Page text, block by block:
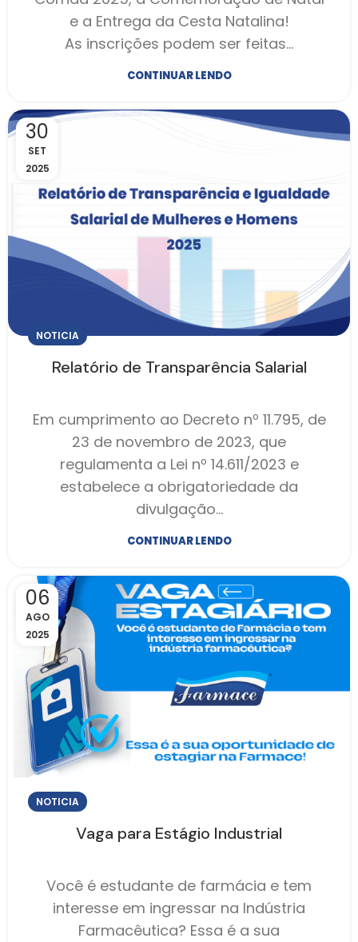
e a Entrega da Cesta Natalina!
As inscrições podem ser feitas…
CONTINUAR LENDO
30
SET
2025
NOTICIA
Relatório de Transparência Salarial
Em cumprimento ao Decreto nº 11.795, de
23 de novembro de 2023, que
regulamenta a Lei nº 14.611/2023 e
estabelece a obrigatoriedade da
divulgação…
CONTINUAR LENDO
06
AGO
2025
NOTICIA
Vaga para Estágio Industrial
Você é estudante de farmácia e tem
interesse em ingressar na Indústria
Farmacêutica? Essa é a sua